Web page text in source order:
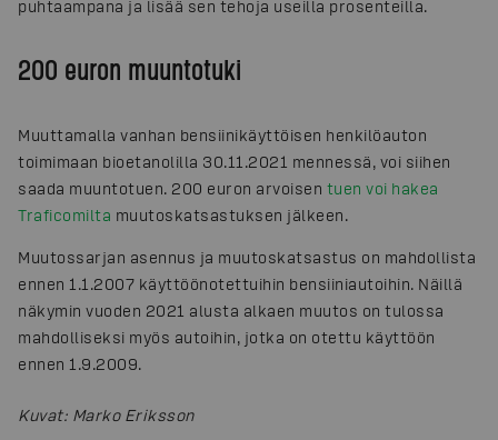
puhtaampana ja lisää sen tehoja useilla prosenteilla.
200 euron muuntotuki
Muuttamalla vanhan bensiinikäyttöisen henkilöauton
toimimaan bioetanolilla 30.11.2021 mennessä, voi siihen
saada muuntotuen. 200 euron arvoisen tuen voi hakea
Traficomilta muutoskatsastuksen jälkeen.
Muutossarjan asennus ja muutoskatsastus on mahdollista
ennen 1.1.2007 käyttöönotettuihin bensiiniautoihin. Näillä
näkymin vuoden 2021 alusta alkaen muutos on tulossa
mahdolliseksi myös autoihin, jotka on otettu käyttöön
ennen 1.9.2009.
Kuvat: Marko Eriksson